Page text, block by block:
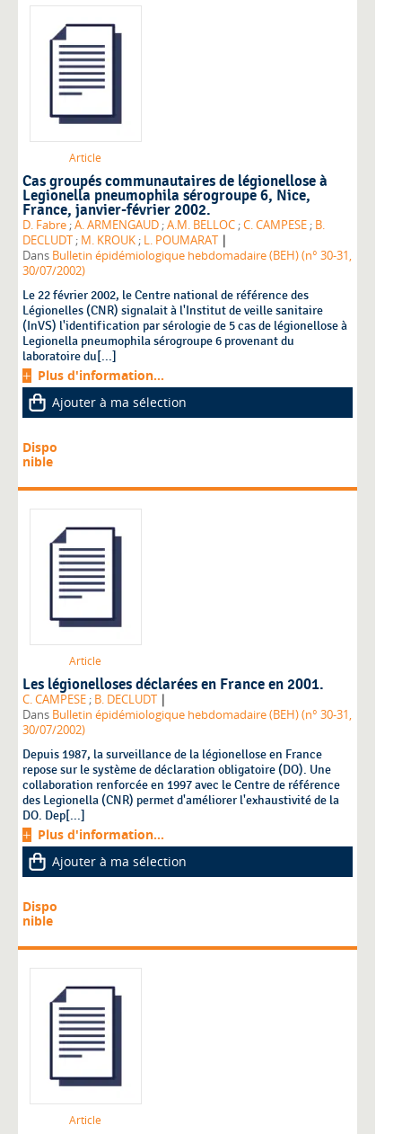
Article
Cas groupés communautaires de légionellose à
Legionella pneumophila sérogroupe 6, Nice,
France, janvier-février 2002.
D. Fabre ;A. ARMENGAUD ;A.M. BELLOC ;C. CAMPESE ; B.
DECLUDT ; M. KROUK ; L. POUMARAT |
Dans Bulletin épidémiologique hebdomadaire (BEH) (n° 30-31,
30/07/2002)
Le 22 février 2002, le Centre national de référence des
Légionelles (CNR) signalait à l'Institut de veille sanitaire
(InVS) l'identification par sérologie de 5 cas de légionellose à
Legionella pneumophila sérogroupe 6 provenant du
laboratoire du[...]
Plus d'information...
Ajouter à ma sélection
Dispo
nible
Article
Les légionelloses déclarées en France en 2001.
C. CAMPESE ; B. DECLUDT |
Dans Bulletin épidémiologique hebdomadaire (BEH) (n° 30-31,
30/07/2002)
Depuis 1987, la surveillance de la légionellose en France
repose sur le système de déclaration obligatoire (DO). Une
collaboration renforcée en 1997 avec le Centre de référence
des Legionella (CNR) permet d'améliorer l'exhaustivité de la
DO. Dep[...]
Plus d'information...
Ajouter à ma sélection
Dispo
nible
Article